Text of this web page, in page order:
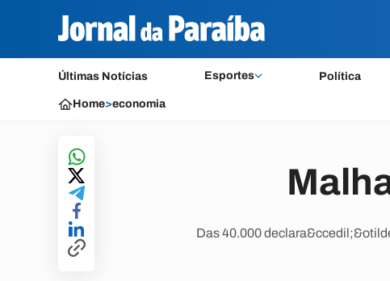
Últimas Notícias Esportes Política
Home>economia
Das 40.000